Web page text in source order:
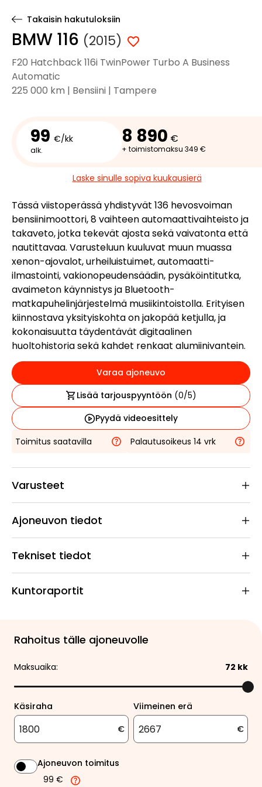
Takaisin hakutuloksiin
BMW 116 (2015)
F20 Hatchback 116i TwinPower Turbo A Business
Automatic
225 000 km | Bensiini | Tampere
99 €/kk
alk.
8 890 €
+ toimistomaksu 349 €
Laske sinulle sopiva kuukausierä
Tässä viistoperässä yhdistyvät 136 hevosvoiman
bensiinimoottori, 8 vaihteen automaattivaihteisto ja
takaveto, jotka tekevät ajosta sekä vaivatonta että
nautittavaa. Varusteluun kuuluvat muun muassa
xenon-ajovalot, urheiluistuimet, automaatti-
ilmastointi, vakionopeudensäädin, pysäköintitutka,
avaimeton käynnistys ja Bluetooth-
matkapuhelinjärjestelmä musiikintoistolla. Erityisen
kiinnostava yksityiskohta on jakopää ketjulla, ja
kokonaisuutta täydentävät digitaalinen
huoltohistoria sekä kahdet renkaat alumiinivantein.
Varaa ajoneuvo
Lisää tarjouspyyntöön (0/5)
Pyydä videoesittely
Toimitus saatavilla
Palautusoikeus 14 vrk
Varusteet
Ajoneuvon tiedot
Tekniset tiedot
Kuntoraportit
Rahoitus tälle ajoneuvolle
Maksuaika: 72 kk
Käsiraha
€
Viimeinen erä
€
Ajoneuvon toimitus
99 €